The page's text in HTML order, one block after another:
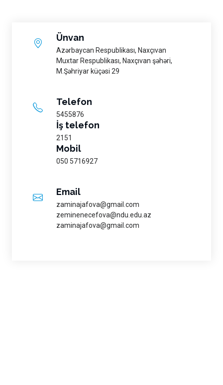
Ünvan
Azərbaycan Respublikası, Naxçıvan
Muxtar Respublikası, Naxçıvan şəhəri,
M.Şəhriyar küçəsi 29
Telefon
5455876
İş telefon
2151
Mobil
050 5716927
Email
zaminajafova@gmail.com
zeminenecefova@ndu.edu.az
zaminajafova@gmail.com